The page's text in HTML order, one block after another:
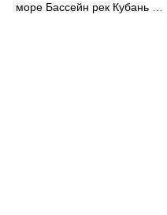
море Бассейн рек Кубань …